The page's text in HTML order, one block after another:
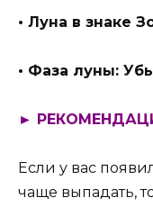
• Луна в знаке
• Фаза луны:
►
Если у вас
чаще выпадать,